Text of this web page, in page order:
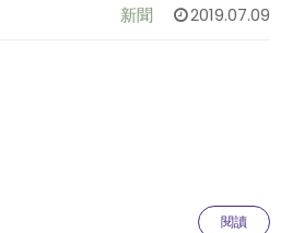
新聞 2019.07.09
閱讀